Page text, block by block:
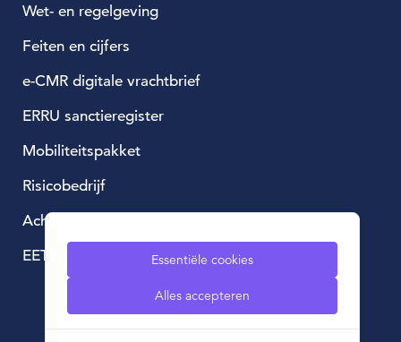
Wet- en regelgeving
Feiten en cijfers
e-CMR digitale vrachtbrief
ERRU sanctieregister
Mobiliteitspakket
Risicobedrijf
Achtergestelde lening
EETS, European Electronic Toll Service
Essentiële cookies
Alles accepteren